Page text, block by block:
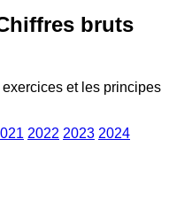
bruts
et les principes
2022 2023 2024